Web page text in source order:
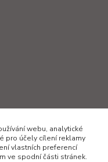
webu, analytické
pro účely cílení reklamy
vlastních preferencí
ve spodní části stránek.